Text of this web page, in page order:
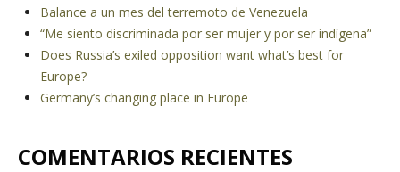
Balance a un mes del terremoto de Venezuela
“Me siento discriminada por ser mujer y por ser indígena”
Does Russia’s exiled opposition want what’s best for
Europe?
Germany’s changing place in Europe
COMENTARIOS RECIENTES